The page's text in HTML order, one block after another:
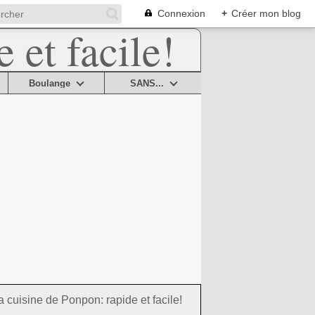
Connexion + Créer mon blog
Boulange SANS...